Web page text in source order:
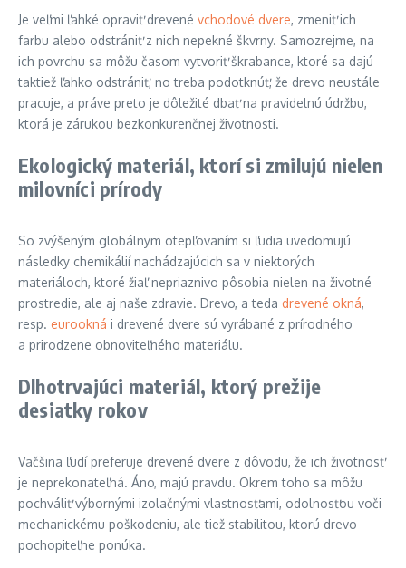
Je veľmi ľahké opraviť drevené vchodové dvere, zmeniť ich
farbu alebo odstrániť z nich nepekné škvrny. Samozrejme, na
ich povrchu sa môžu časom vytvoriť škrabance, ktoré sa dajú
taktiež ľahko odstrániť, no treba podotknúť, že drevo neustále
pracuje, a práve preto je dôležité dbať na pravidelnú údržbu,
ktorá je zárukou bezkonkurenčnej životnosti.
Ekologický materiál, ktorí si zmilujú nielen
milovníci prírody
So zvýšeným globálnym otepľovaním si ľudia uvedomujú
následky chemikálií nachádzajúcich sa v niektorých
materiáloch, ktoré žiaľ nepriaznivo pôsobia nielen na životné
prostredie, ale aj naše zdravie. Drevo, a teda drevené okná,
resp. eurookná i drevené dvere sú vyrábané z prírodného
a prirodzene obnoviteľného materiálu.
Dlhotrvajúci materiál, ktorý prežije
desiatky rokov
Väčšina ľudí preferuje drevené dvere z dôvodu, že ich životnosť
je neprekonateľná. Áno, majú pravdu. Okrem toho sa môžu
pochváliť výbornými izolačnými vlastnosťami, odolnosťou voči
mechanickému poškodeniu, ale tiež stabilitou, ktorú drevo
pochopiteľne ponúka.